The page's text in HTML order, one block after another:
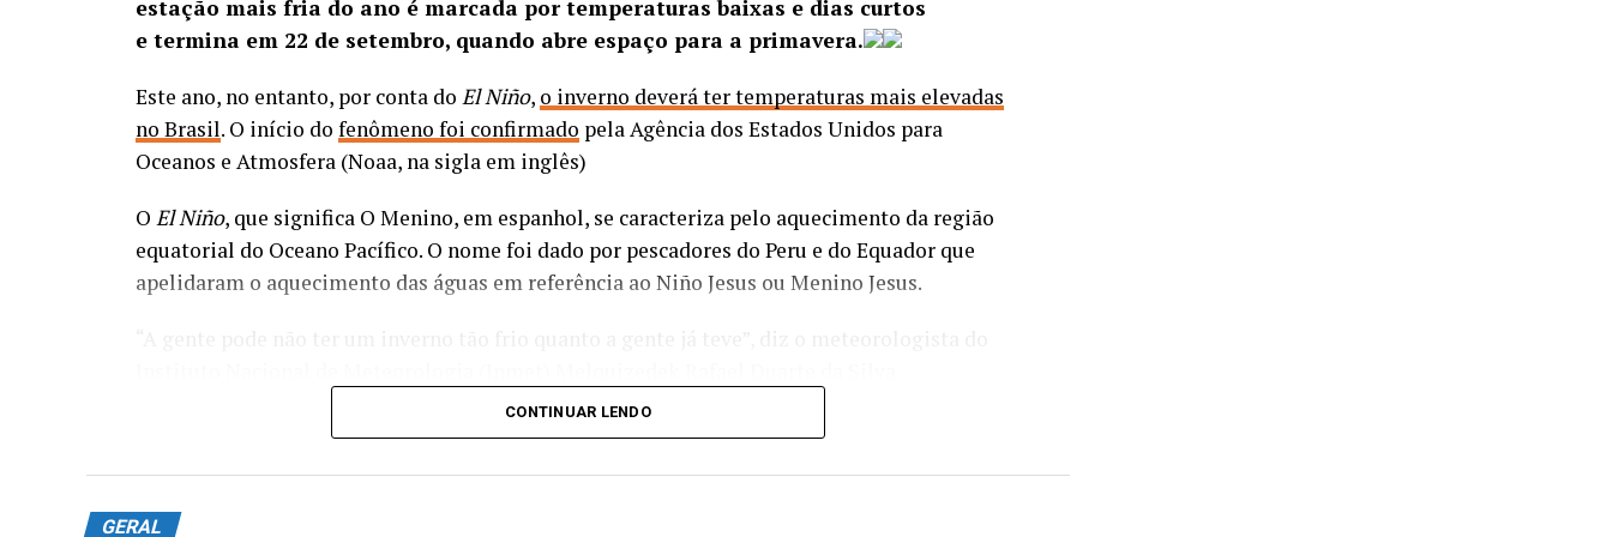
Segundo a Polícia Civil, a ação resulta de um trabalho de inteligência que identificou a
estrutura de atuação da organização criminosa e sua influência sobre diversos crimes
patrimoniais, como roubos e receptação de veículos. Esses automóveis eram usados em
outras ações criminosas ou incorporados à logística da organização, fortalecendo
financeiramente o grupo e ampliando sua capacidade operacional.
“Os agentes reuniram elementos que revelaram uma divisão de funções entre os integrantes
comunidades. Os policiais também identificaram publicações em redes sociais nas quais os
De acordo com balanço divulgado nesta terça-feira pela Polícia Civil, desde o início da
estação mais fria do ano é marcada por temperaturas baixas e dias curtos
e termina em 22 de setembro, quando abre espaço para a primavera.
Este ano, no entanto, por conta do El Niño, o inverno deverá ter temperaturas mais elevadas
no Brasil. O início do fenômeno foi confirmado pela Agência dos Estados Unidos para
Oceanos e Atmosfera (Noaa, na sigla em inglês)
O El Niño, que significa O Menino, em espanhol, se caracteriza pelo aquecimento da região
equatorial do Oceano Pacífico. O nome foi dado por pescadores do Peru e do Equador que
apelidaram o aquecimento das águas em referência ao Niño Jesus ou Menino Jesus.
El Niñoacaba criando um bloqueio,
principalmente próximo a São Paulo e não
CONTINUAR LENDO
GERAL